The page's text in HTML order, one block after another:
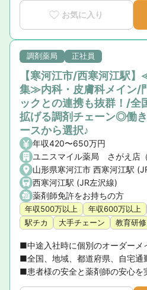
お気に入り
調剤薬局 正社員
【寒河江市/西寒河江駅
集≫内科・皮膚科メイン/
ックとの連携も抜群！/全
拡げる調剤チェーン◎働
ースから選択♪
年収420〜650万円
ユニスマイル薬局 さがえ店
山形県寒河江市 西寒河江駅
西寒河江駅 (JR左沢線)
薬剤師免許をお持ちの方
年収500万以上 年収600万以上
駅チカ
大手チェーン 教育研
■中途入社時に個別のオーダーメ
■全国、地域、都道府県、自宅通
■患者様の安全と薬剤師の安心を